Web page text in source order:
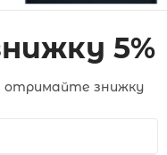
5%
отримайте знижку